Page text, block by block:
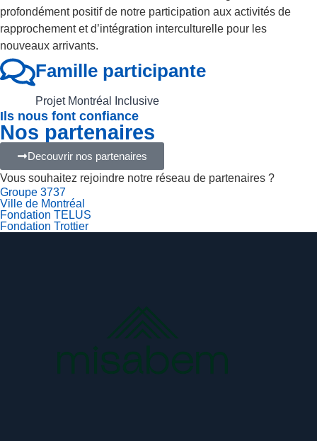
profondément positif de notre participation aux activités de
rapprochement et d’intégration interculturelle pour les
nouveaux arrivants.
Famille participante
Projet Montréal Inclusive
Ils nous font confiance
Nos partenaires
Decouvrir nos partenaires
Vous souhaitez rejoindre notre réseau de partenaires ?
Groupe 3737
Ville de Montréal
Fondation TELUS
Fondation Trottier